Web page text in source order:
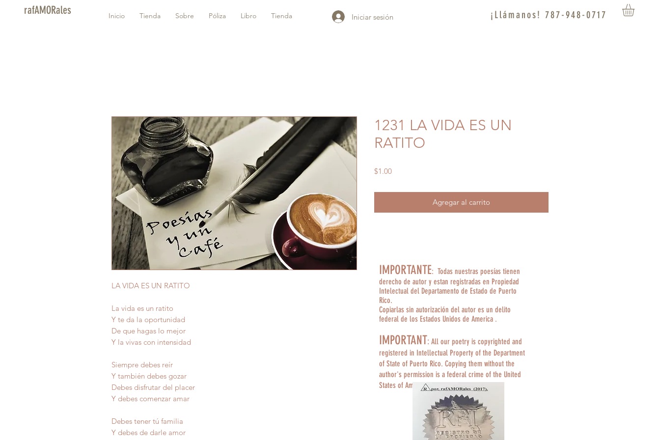
rafAMORales Inicio Tienda Sobre Póliza Libro Tienda Iniciar sesión ¡Llámanos! 787-948-0717
LA VIDA ES UN RATITO
La vida es un ratito
Y te da la oportunidad
De que hagas lo mejor
Y la vivas con intensidad
Siempre debes reír
Y también debes gozar
Debes disfrutar del placer
Y debes comenzar amar
Debes tener tú familia
Y debes de darle amor
1231 LA VIDA ES UN
RATITO
$1.00Precio
Agregar al carrito
IMPORTANTE: Todas nuestras poesías tienen
derecho de autor y estan registradas en Propiedad
Intelectual del Departamento de Estado de Puerto
Rico.
Copiarlas sin autorización del autor es un delito
federal de los Estados Unidos de America .
IMPORTANT: All our poetry is copyrighted and
registered in Intellectual Property of the Department
of State of Puerto Rico. Copying them without the
author's permission is a federal crime of the United
States of America.